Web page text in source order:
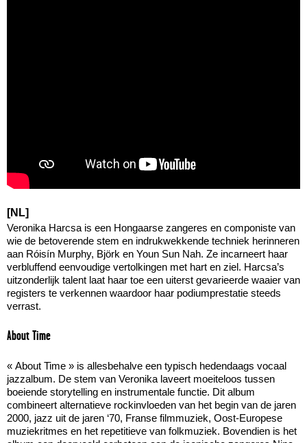
[NL]
Veronika Harcsa is een Hongaarse zangeres en componiste van
wie de betoverende stem en indrukwekkende techniek herinneren
aan Róisín Murphy, Björk en Youn Sun Nah. Ze incarneert haar
verbluffend eenvoudige vertolkingen met hart en ziel. Harcsa’s
uitzonderlijk talent laat haar toe een uiterst gevarieerde waaier van
registers te verkennen waardoor haar podiumprestatie steeds
verrast.
About Time
« About Time » is allesbehalve een typisch hedendaags vocaal
jazzalbum. De stem van Veronika laveert moeiteloos tussen
boeiende storytelling en instrumentale functie. Dit album
combineert alternatieve rockinvloeden van het begin van de jaren
2000, jazz uit de jaren ‘70, Franse filmmuziek, Oost-Europese
muziekritmes en het repetitieve van folkmuziek. Bovendien is het